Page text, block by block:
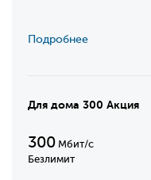
Подробнее
Для дома 300 Акция
300 Мбит/с
Безлимит